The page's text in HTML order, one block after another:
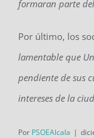
formaran parte
Por último, los
lamentable que
pendiente de sus
intereses de la
Por PSOEAlcala |